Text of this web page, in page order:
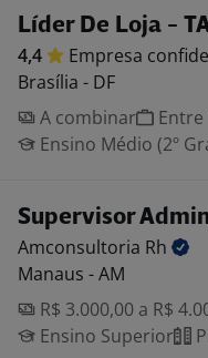
Líder De Loja -
4,4 Empresa
Brasília - DF
A combinar
Entre
Ensino Médio (2º
Supervisor
Amconsultoria Rh
Manaus - AM
R$ 3.000,00 a R$
Ensino Superior